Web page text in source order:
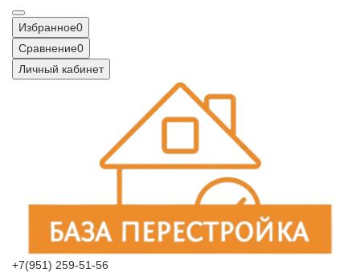
Избранное0
Сравнение0
Личный кабинет
+7(951) 259-51-56